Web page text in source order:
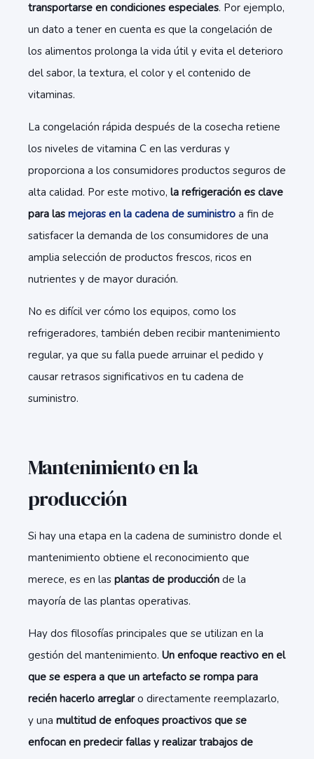
transportarse en condiciones especiales. Por ejemplo,
un dato a tener en cuenta es que la congelación de
los alimentos prolonga la vida útil y evita el deterioro
del sabor, la textura, el color y el contenido de
vitaminas.
La congelación rápida después de la cosecha retiene
los niveles de vitamina C en las verduras y
proporciona a los consumidores productos seguros de
alta calidad. Por este motivo, la refrigeración es clave
para las mejoras en la cadena de suministro a fin de
satisfacer la demanda de los consumidores de una
amplia selección de productos frescos, ricos en
nutrientes y de mayor duración.
No es difícil ver cómo los equipos, como los
refrigeradores, también deben recibir mantenimiento
regular, ya que su falla puede arruinar el pedido y
causar retrasos significativos en tu cadena de
suministro.
Mantenimiento en la
producción
Si hay una etapa en la cadena de suministro donde el
mantenimiento obtiene el reconocimiento que
merece, es en las plantas de producción de la
mayoría de las plantas operativas.
Hay dos filosofías principales que se utilizan en la
gestión del mantenimiento. Un enfoque reactivo en el
que se espera a que un artefacto se rompa para
recién hacerlo arreglaro directamente reemplazarlo,
y una multitud de enfoques proactivos que se
enfocan en predecir fallas y realizar trabajos de